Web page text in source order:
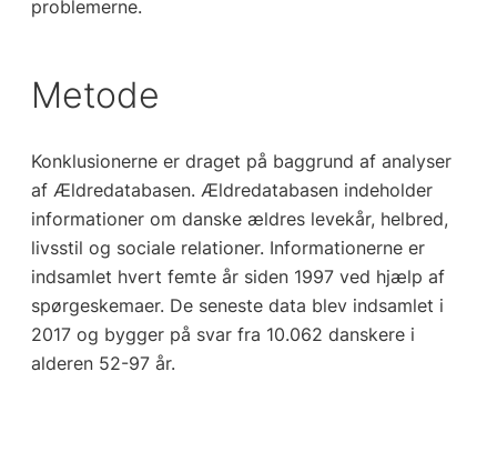
problemerne.
Metode
Konklusionerne er draget på baggrund af analyser
af Ældredatabasen. Ældredatabasen indeholder
informationer om danske ældres levekår, helbred,
livsstil og sociale relationer. Informationerne er
indsamlet hvert femte år siden 1997 ved hjælp af
spørgeskemaer. De seneste data blev indsamlet i
2017 og bygger på svar fra 10.062 danskere i
alderen 52-97 år.